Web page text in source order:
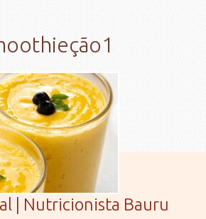
| Nutricionista Bauru